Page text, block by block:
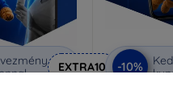
EXTRA10 -10%